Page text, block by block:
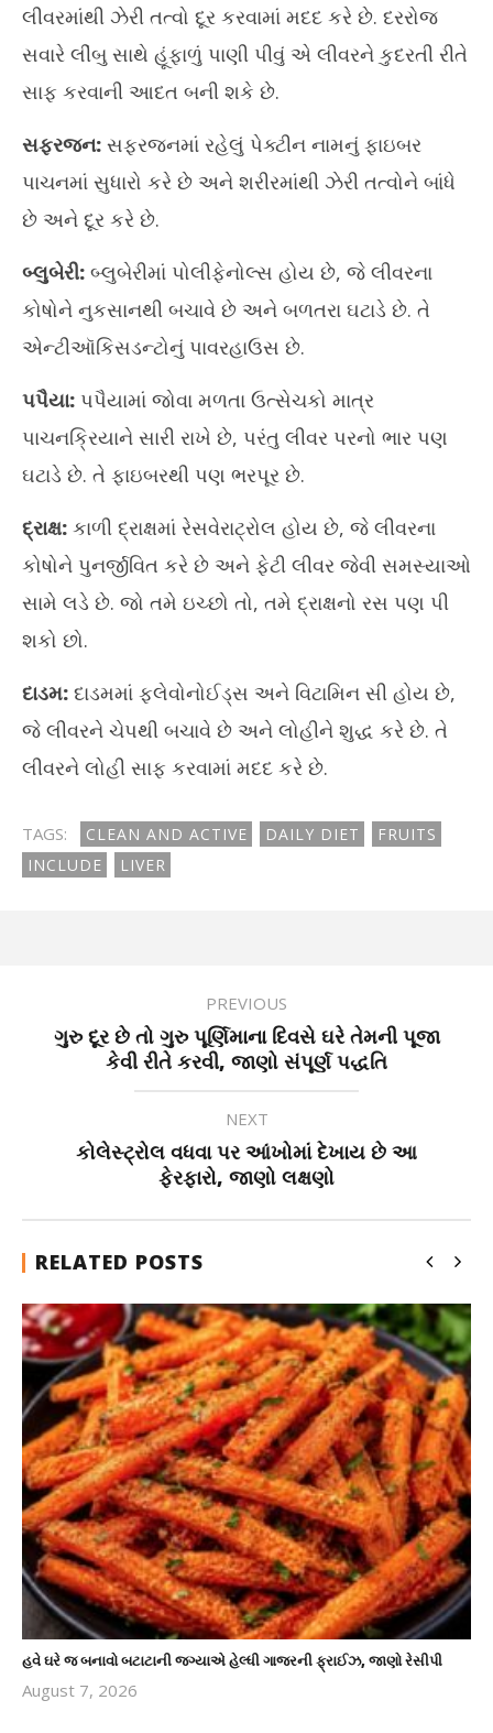
NOW VIEWING
રોજિંદા આહારમાં આ ફળોનો સમાવેશ કરો, તમારું લીવર સ્વચ્છ અને
સક્રિય રહેશે
9,
લીવરમાંથી ઝેરી તત્વો દૂર કરવામાં મદદ કરે છે. દરરોજ
સવારે લીંબુ સાથે હૂંફાળું પાણી પીવું એ લીવરને કુદરતી રીતે
સાફ કરવાની આદત બની શકે છે.
સફરજન: સફરજનમાં રહેલું પેક્ટીન નામનું ફાઇબર
પાચનમાં સુધારો કરે છે અને શરીરમાંથી ઝેરી તત્વોને બાંધે
છે અને દૂર કરે છે.
બ્લુબેરી: બ્લુબેરીમાં પોલીફેનોલ્સ હોય છે, જે લીવરના
કોષોને નુકસાનથી બચાવે છે અને બળતરા ઘટાડે છે. તે
એન્ટીઑકિસડન્ટોનું પાવરહાઉસ છે.
પપૈયા: પપૈયામાં જોવા મળતા ઉત્સેચકો માત્ર
પાચનક્રિયાને સારી રાખે છે, પરંતુ લીવર પરનો ભાર પણ
ઘટાડે છે. તે ફાઇબરથી પણ ભરપૂર છે.
દ્રાક્ષ: કાળી દ્રાક્ષમાં રેસવેરાટ્રોલ હોય છે, જે લીવરના
કોષોને પુનર્જીવિત કરે છે અને ફેટી લીવર જેવી સમસ્યાઓ
સામે લડે છે. જો તમે ઇચ્છો તો, તમે દ્રાક્ષનો રસ પણ પી
શકો છો.
દાડમ: દાડમમાં ફ્લેવોનોઈડ્સ અને વિટામિન સી હોય છે,
જે લીવરને ચેપથી બચાવે છે અને લોહીને શુદ્ધ કરે છે. તે
લીવરને લોહી સાફ કરવામાં મદદ કરે છે.
TAGS: CLEAN AND ACTIVE DAILY DIET
FRUITS
INCLUDE
LIVER
PREVIOUS
ગુરુ દૂર છે તો ગુરુ પૂર્ણિમાના દિવસે ઘરે તેમની પૂજા
કેવી રીતે કરવી, જાણો સંપૂર્ણ પદ્ધતિ
NEXT
કોલેસ્ટ્રોલ વધવા પર આંખોમાં દેખાય છે આ
ફેરફારો, જાણો લક્ષણો
RELATED POSTS
હવે ઘરે જ બનાવો બટાટાની જગ્યાએ હેલ્ધી ગાજરની ફ્રાઈઝ, જાણો રેસીપી
August 7, 2026